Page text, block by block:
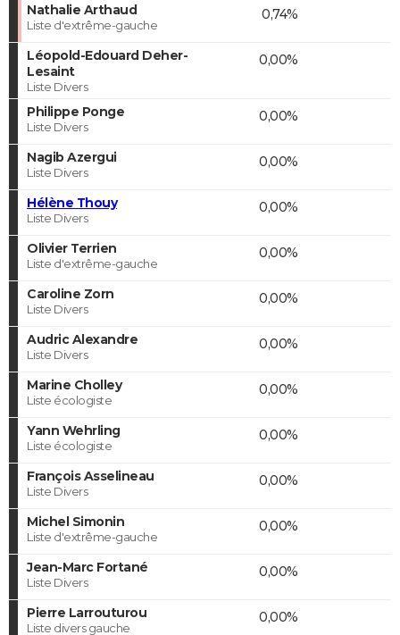
Nathalie Arthaud
Liste d'extrême-gauche
0,74%
Léopold-Edouard Deher-
Lesaint
Liste Divers
0,00%
Philippe Ponge
Liste Divers
0,00%
Nagib Azergui
Liste Divers
0,00%
Hélène Thouy
Liste Divers
0,00%
Olivier Terrien
Liste d'extrême-gauche
0,00%
Caroline Zorn
Liste Divers
0,00%
Audric Alexandre
Liste Divers
0,00%
Marine Cholley
Liste écologiste
0,00%
Yann Wehrling
Liste écologiste
0,00%
François Asselineau
Liste Divers
0,00%
Michel Simonin
Liste d'extrême-gauche
0,00%
Jean-Marc Fortané
Liste Divers
0,00%
Pierre Larrouturou
Liste divers gauche
0,00%